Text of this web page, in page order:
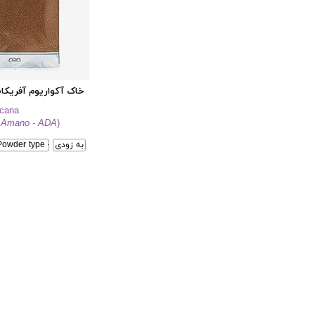
خاک آکواریوم
- ADA)
به زودیtype - 9L